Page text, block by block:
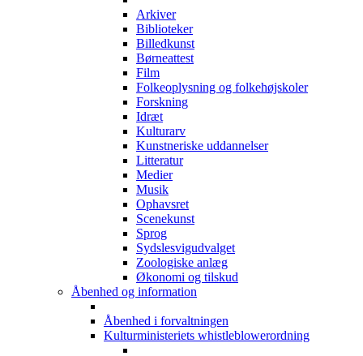
Arkiver
Biblioteker
Billedkunst
Børneattest
Film
Folkeoplysning og folkehøjskoler
Forskning
Idræt
Kulturarv
Kunstneriske uddannelser
Litteratur
Medier
Musik
Ophavsret
Scenekunst
Sprog
Sydslesvigudvalget
Zoologiske anlæg
Økonomi og tilskud
Åbenhed og information
Åbenhed i forvaltningen
Kulturministeriets whistleblowerordning